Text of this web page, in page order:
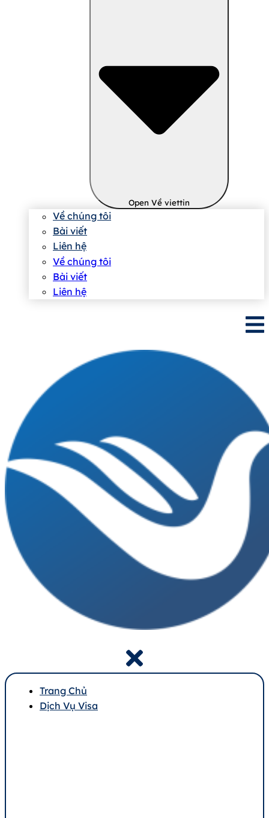
Open Về viettin
Về chúng tôi
Bài viết
Liên hệ
Về chúng tôi
Bài viết
Liên hệ
Trang Chủ
Dịch Vụ Visa